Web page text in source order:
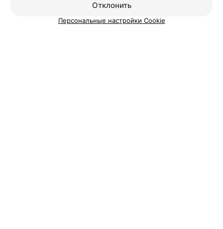
Отклонить
Персональные настройки Cookie